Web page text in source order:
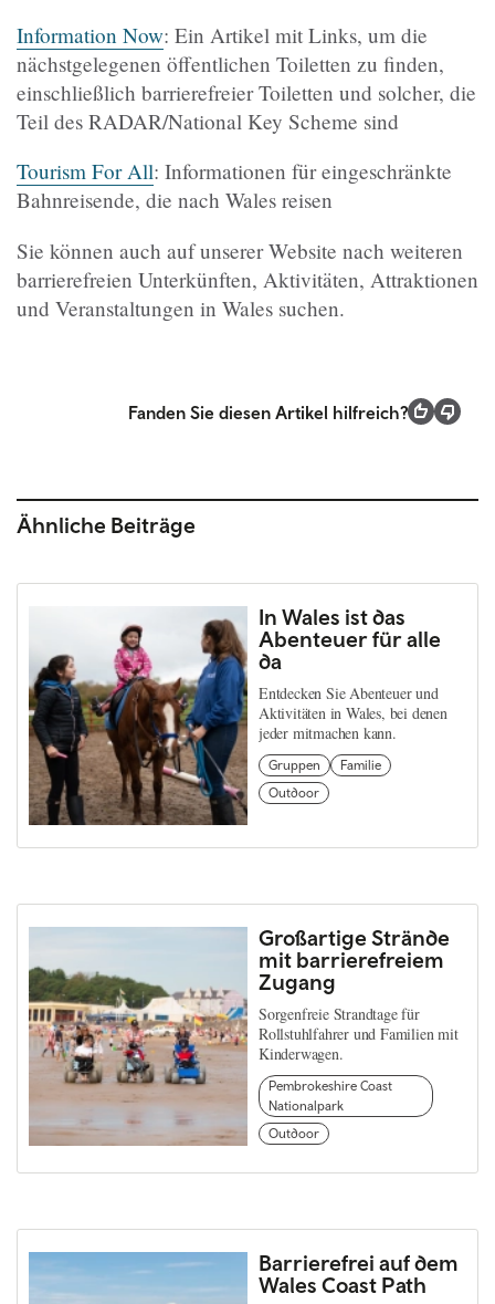
Information Now: Ein Artikel mit Links, um die
nächstgelegenen öffentlichen Toiletten zu finden,
einschließlich barrierefreier Toiletten und solcher, die
Teil des RADAR/National Key Scheme sind
Tourism For All: Informationen für eingeschränkte
Bahnreisende, die nach Wales reisen
Sie können auch auf unserer Website nach weiteren
barrierefreien Unterkünften, Aktivitäten, Attraktionen
und Veranstaltungen in Wales suchen.
Fanden Sie diesen Artikel hilfreich?
Ähnliche Beiträge
In Wales ist das
Abenteuer für alle
da
Entdecken Sie Abenteuer und
Aktivitäten in Wales, bei denen
jeder mitmachen kann.
Gruppen
Familie
Outdoor
Großartige Strände
mit barrierefreiem
Zugang
Sorgenfreie Strandtage für
Rollstuhlfahrer und Familien mit
Kinderwagen.
Pembrokeshire Coast
Nationalpark
Outdoor
Barrierefrei auf dem
Wales Coast Path